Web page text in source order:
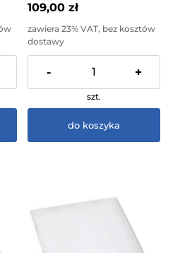
109,00 zł
zawiera 23% VAT, bez kosztów
dostawy
- +
szt.
do koszyka